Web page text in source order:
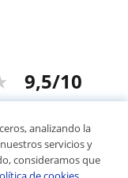
9,5/10
analizando la
servicios y
consideramos que